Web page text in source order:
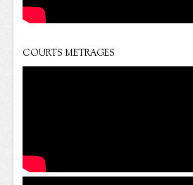
COURTS METRAGES